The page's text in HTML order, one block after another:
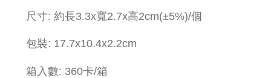
尺寸: 約長3.3x寬2.7x高2cm(±5%)/個
包裝: 17.7x10.4x2.2cm
箱入數: 360卡/箱